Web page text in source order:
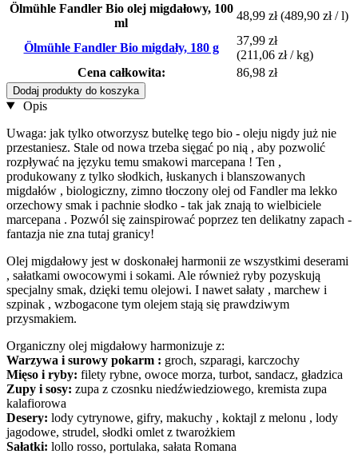
Ölmühle Fandler Bio olej migdałowy, 100
ml
48,99 zł (489,90 zł / l)
Ölmühle Fandler Bio migdały, 180 g
37,99 zł
(211,06 zł / kg)
Cena całkowita:
86,98 zł
Dodaj produkty do koszyka
Opis
Uwaga: jak tylko otworzysz butelkę tego bio - oleju nigdy już nie
przestaniesz. Stale od nowa trzeba sięgać po nią , aby pozwolić
rozpływać na języku temu smakowi marcepana ! Ten ,
produkowany z tylko słodkich, łuskanych i blanszowanych
migdałów , biologiczny, zimno tłoczony olej od Fandler ma lekko
orzechowy smak i pachnie słodko - tak jak znają to wielbiciele
marcepana . Pozwól się zainspirować poprzez ten delikatny zapach -
fantazja nie zna tutaj granicy!
Olej migdałowy jest w doskonałej harmonii ze wszystkimi deserami
, sałatkami owocowymi i sokami. Ale również ryby pozyskują
specjalny smak, dzięki temu olejowi. I nawet sałaty , marchew i
szpinak , wzbogacone tym olejem stają się prawdziwym
przysmakiem.
Organiczny olej migdałowy harmonizuje z:
Warzywa i surowy pokarm : groch, szparagi, karczochy
Mięso i ryby: filety rybne, owoce morza, turbot, sandacz, gładzica
Zupy i sosy: zupa z czosnku niedźwiedziowego, kremista zupa
kalafiorowa
Desery: lody cytrynowe, gifry, makuchy , koktajl z melonu , lody
jagodowe, strudel, słodki omlet z twarożkiem
Sałatki: lollo rosso, portulaka, sałata Romana